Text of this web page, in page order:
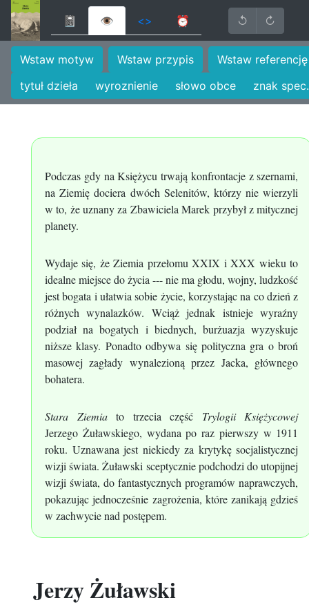
📓 👁 <> ⏰ ↺ ↻
Wstaw motyw Wstaw przypis
Wstaw referencję
tytuł dzieła
wyroznienie słowo obce znak spec.
Podczas gdy na Księżycu trwają konfrontacje z szernami,
na Ziemię dociera dwóch Selenitów, którzy nie wierzyli
w to, że uznany za Zbawiciela Marek przybył z mitycznej
planety.
Wydaje się, że Ziemia przełomu XXIX i XXX wieku to
idealne miejsce do życia --- nie ma głodu, wojny, ludzkość
jest bogata i ułatwia sobie życie, korzystając na co dzień z
różnych wynalazków. Wciąż jednak istnieje wyraźny
podział na bogatych i biednych, burżuazja wyzyskuje
niższe klasy. Ponadto odbywa się polityczna gra o broń
masowej zagłady wynalezioną przez Jacka, głównego
bohatera.
Stara Ziemiato trzecia część Trylogii Księżycowej
Jerzego Żuławskiego, wydana po raz pierwszy w 1911
roku. Uznawana jest niekiedy za krytykę socjalistycznej
wizji świata. Żuławski sceptycznie podchodzi do utopijnej
wizji świata, do fantastycznych programów naprawczych,
pokazując jednocześnie zagrożenia, które zanikają gdzieś
w zachwycie nad postępem.
Jerzy Żuławski